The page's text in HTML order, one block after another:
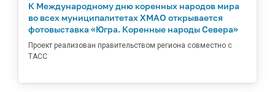
К Международному дню коренных народов мира
во всех муниципалитетах ХМАО открывается
фотовыставка «Югра. Коренные народы Севера»
Проект реализован правительством региона совместно с
ТАСС